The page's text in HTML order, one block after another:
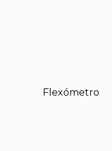
Flexómetro